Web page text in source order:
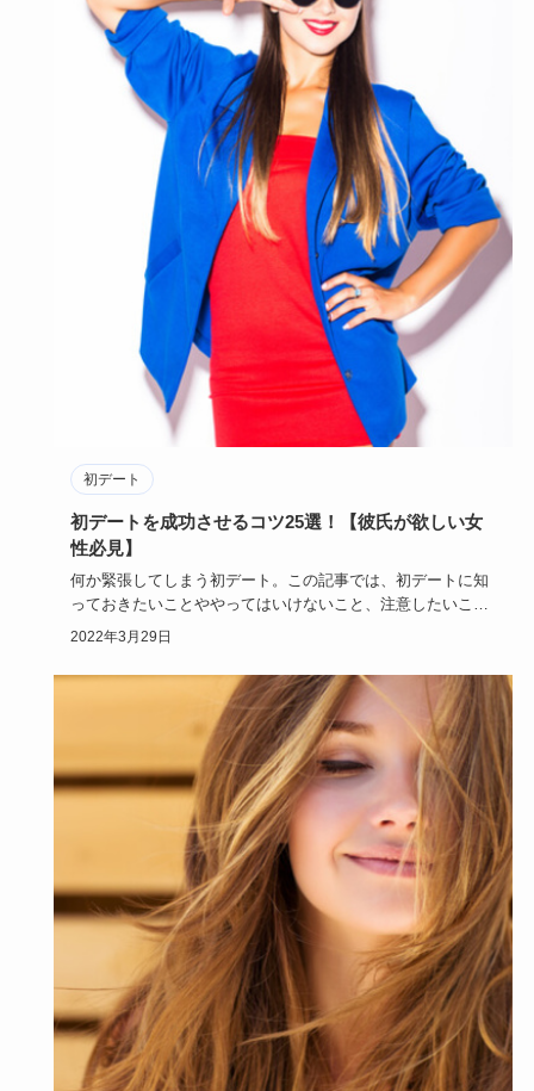
初デート
初デートを成功させるコツ25選！【彼氏が欲しい女
性必見】
何か緊張してしまう初デート。この記事では、初デートに知
っておきたいことややってはいけないこと、注意したいこと
など、初デート…
2022年3月29日